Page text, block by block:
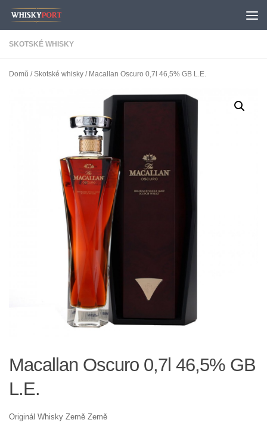
Skip to content
SKOTSKÉ WHISKY
Domů /Skotské whisky / Macallan Oscuro 0,7l 46,5% GB L.E.
Macallan Oscuro 0,7l 46,5% GB
L.E.
Originál Whisky Země Země